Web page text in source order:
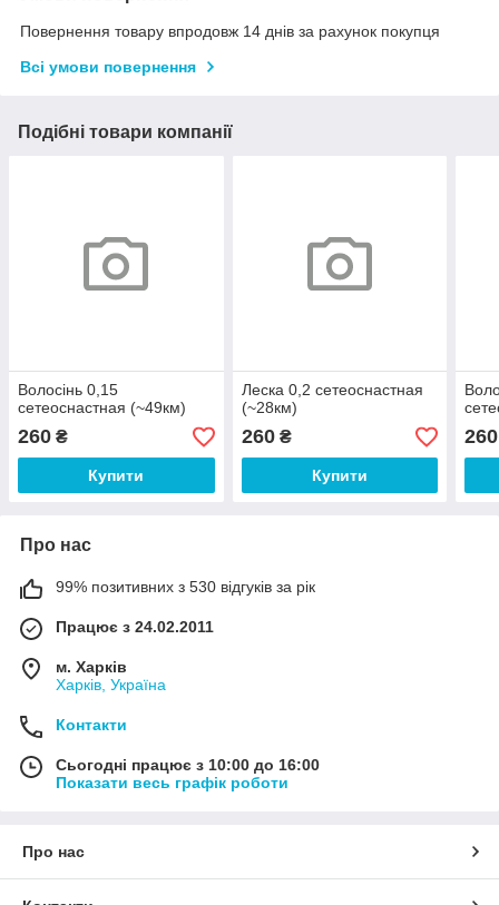
Повернення товару впродовж 14 днів за рахунок покупця
Всі умови повернення
Подібні товари компанії
Волосінь 0,15
сетеоснастная (~49км)
260 ₴
Купити
Леска 0,2 сетеоснастная
(~28км)
260₴
Купити
260
Про нас
99% позитивних з 530 відгуків за рік
Працює з 24.02.2011
м. Харків
Харків, Україна
Контакти
Сьогодні працює з 10:00 до 16:00
Показати весь графік роботи
Про нас